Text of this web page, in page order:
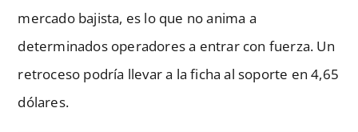
mercado bajista, es lo que no anima a
determinados operadores a entrar con fuerza. Un
retroceso podría llevar a la ficha al soporte en 4,65
dólares.